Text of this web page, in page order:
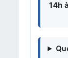
14h